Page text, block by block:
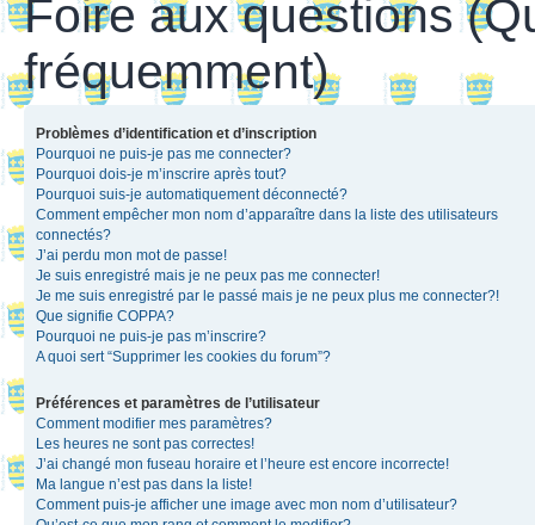
Foire aux questions
fréquemment)
Problèmes d’identification et d’inscription
Pourquoi ne puis-je pas me connecter?
Pourquoi dois-je m’inscrire après tout?
Pourquoi suis-je automatiquement déconnecté?
Comment empêcher mon nom d’apparaître dans la liste des utilisateurs
connectés?
J’ai perdu mon mot de passe!
Je suis enregistré mais je ne peux pas me connecter!
Je me suis enregistré par le passé mais je ne peux plus me connecter?!
Que signifie COPPA?
Pourquoi ne puis-je pas m’inscrire?
A quoi sert “Supprimer les cookies du forum”?
Préférences et paramètres de l’utilisateur
Comment modifier mes paramètres?
Les heures ne sont pas correctes!
J’ai changé mon fuseau horaire et l’heure est encore incorrecte!
Ma langue n’est pas dans la liste!
Comment puis-je afficher une image avec mon nom d’utilisateur?